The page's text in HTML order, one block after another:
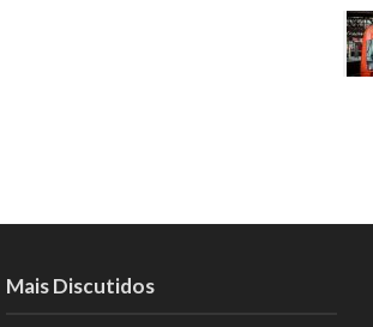
Mais Discutidos